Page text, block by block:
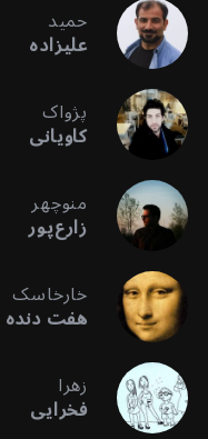
حمید
علیزاده
پژواک
کاویانی
منوچهر
زارع‌پور
خارخاسک
هفت دنده
زهرا
فخرایی